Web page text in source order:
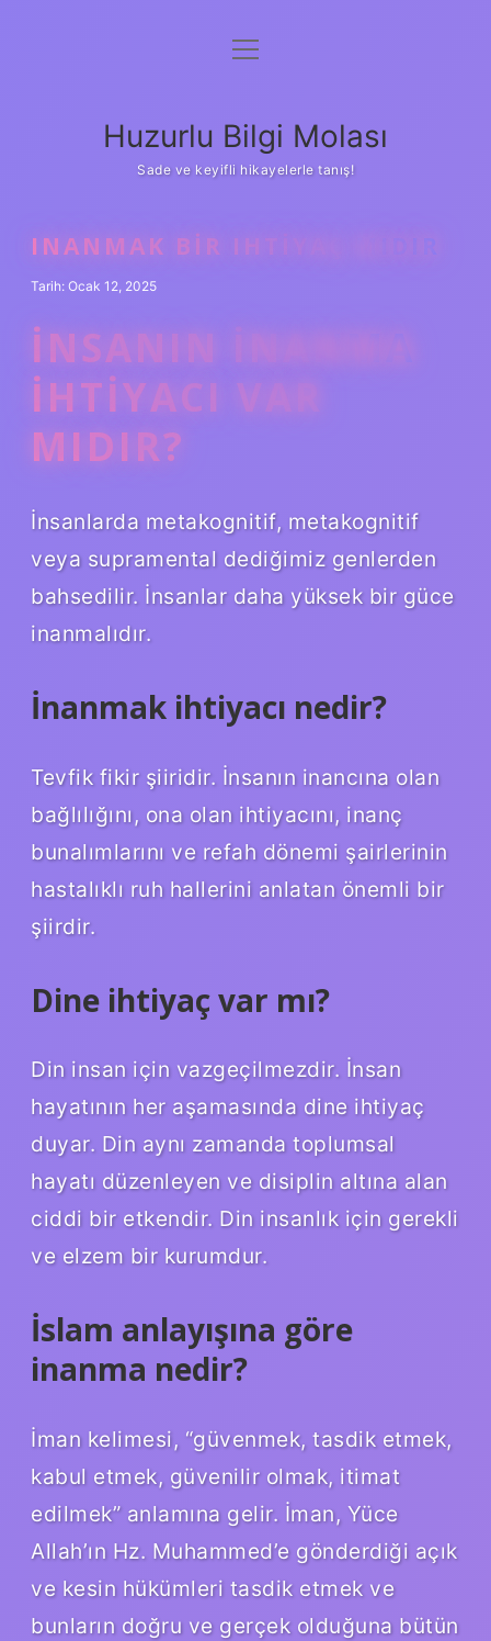
Anasayfa
Yasal Uyarı
menüyü
Huzurlu Bilgi Molası
Sade ve keyifli hikayelerle tanış!
INANMAK BIR IHTIYAÇ MIDIR
Tarih: Ocak 12, 2025
İNSANIN INANMA
IHTIYACI VAR
MIDIR?
İnsanlarda metakognitif, metakognitif
veya supramental dediğimiz genlerden
bahsedilir. İnsanlar daha yüksek bir güce
inanmalıdır.
İnanmak ihtiyacı nedir?
Tevfik fikir şiiridir. İnsanın inancına olan
bağlılığını, ona olan ihtiyacını, inanç
bunalımlarını ve refah dönemi şairlerinin
hastalıklı ruh hallerini anlatan önemli bir
şiirdir.
Dine ihtiyaç var mı?
Din insan için vazgeçilmezdir. İnsan
hayatının her aşamasında dine ihtiyaç
duyar. Din aynı zamanda toplumsal
hayatı düzenleyen ve disiplin altına alan
ciddi bir etkendir. Din insanlık için gerekli
ve elzem bir kurumdur.
İslam anlayışına göre
inanma nedir?
İman kelimesi, “güvenmek, tasdik etmek,
kabul etmek, güvenilir olmak, itimat
edilmek” anlamına gelir. İman, Yüce
Allah’ın Hz. Muhammed’e gönderdiği açık
ve kesin hükümleri tasdik etmek ve
bunların doğru ve gerçek olduğuna bütün